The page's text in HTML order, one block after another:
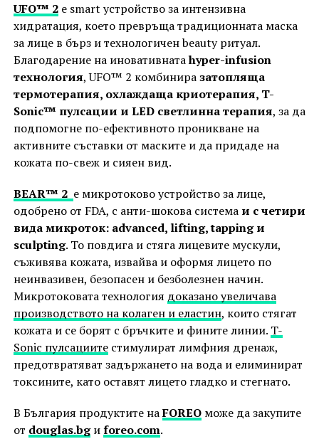
UFO™ 2e smart устройство за интензивна
хидратация, което превръща традиционната маска
за лице в бърз и технологичен beauty ритуал.
Благодарение на иновативнатаhyper-infusion
технология, UFO™ 2 комбиниразатопляща
термотерапия, охлаждаща криотерапия, T-
Sonic™ пулсации и LED светлинна терапия, за да
подпомогне по-ефективното проникване на
активните съставки от маските и да придаде на
кожата по-свеж и сияен вид.
BEAR™ 2 е микротоково устройство за лице,
одобрено от FDA, с анти-шокова системаи с четири
вида микроток: advanced, lifting, tapping и
sculpting. То повдига и стяга лицевите мускули,
съживява кожата, извайва и оформя лицето по
неинвазивен, безопасен и безболезнен начин.
Микротоковата технология доказано увеличава
производството на колаген и еластин, които стягат
кожата и се борят с бръчките и фините линии. T-
Sonic пулсациитестимулират лимфния дренаж,
предотвратяват задържането на вода и елиминират
токсините, като оставят лицето гладко и стегнато.
В България продуктите наFOREO може да закупите
от douglas.bgиforeo.com.